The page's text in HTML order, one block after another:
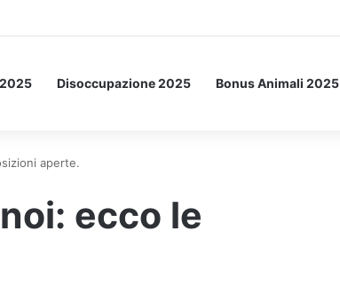
spaziale.
Disoccupazione 2025 Bonus Animali 2025
aperte.
ecco le